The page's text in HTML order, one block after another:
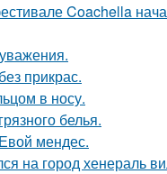
Coachella
прикрас.
в носу.
белья.
мендес.
на город хенераль